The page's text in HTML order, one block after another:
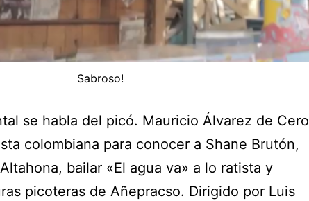
Sabroso!
se habla del picó. Mauricio Álvarez de Cero
colombiana para conocer a Shane Brutón,
bailar «El agua va» a lo ratista y
picoteras de Añepracso. Dirigido por Luis